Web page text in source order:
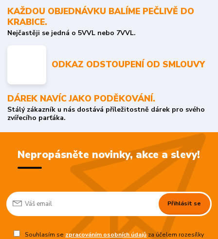
KAŽDOU OBJEDNÁVKU BALÍME PEČLIVĚ DO
KRABICE.
Nejčastěji se jedná o 5VVL nebo 7VVL.
ODKAZ ODSTOUPENÍ OD SMLOUVY
DÁREK NAVÍC JAKO PODĚKOVÁNÍ.
Stálý zákazník u nás dostává příležitostně dárek pro svého
zvířecího parťáka.
Nepropásněte novinky, akce a slevy!
Přihlásit se
Souhlasím se zpracováním osobních údajůza účelem rozesílky